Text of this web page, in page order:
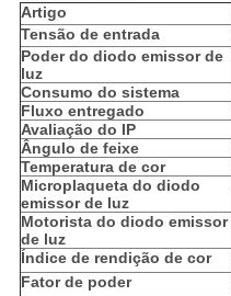
Artigo
Tensão de entrada
Poder do diodo emissor de
luz
Consumo do sistema
Fluxo entregado
Avaliação do IP
Ângulo de feixe
Temperatura de cor
Microplaqueta do diodo
emissor de luz
Motorista do diodo emissor
de luz
Índice de rendição de cor
Fator de poder